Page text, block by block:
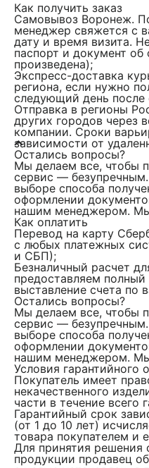
Как получить заказ
Самовывоз Воронеж.
менеджер свяжется с
дату и время визита.
паспорт и документ об
произведена);
Экспресс-доставка
региона, если нужно
следующий день после
Отправка в регионы
других городов через
компании. Сроки
зависимости от
Остались вопросы?
Мы делаем все, чтобы
сервис —
выборе способа
оформлении
нашим менеджером. Мы
Как оплатить
Перевод на карту
c любых платежных
и СБП);
Безналичный расчет
предоставляем
выставление счета по
Остались вопросы?
Мы делаем все, чтобы
сервис —
выборе способа
оформлении
нашим менеджером. Мы
Условия гарантийного
Покупатель имеет
некачественного
части в течение всего
Гарантийный срок
(от 1 до 10 лет)
товара покупателем и
Для принятия решения
продукции продавец